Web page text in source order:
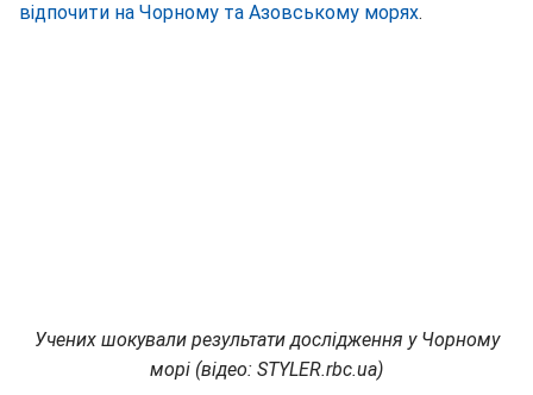
відпочити на Чорному та Азовському морях.
Учених шокували результати дослідження у Чорному
морі (відео: STYLER.rbc.ua)